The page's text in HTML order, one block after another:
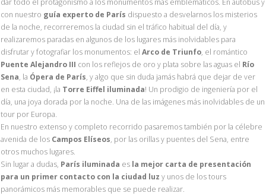
dar todo el protagonismo a los monumentos más emblemáticos. En autobús y
con nuestro guía experto de París dispuesto a desvelarnos los misterios
de la noche, recorreremos la ciudad sin el tráfico habitual del día, y
realizaremos paradas en algunos de los lugares más inolvidables para
disfrutar y fotografiar los monumentos: el Arco de Triunfo, el romántico
Puente Alejandro III con los reflejos de oro y plata sobre las aguas el Río
Sena, la Ópera de París, y algo que sin duda jamás habrá que dejar de ver
en esta ciudad, ¡la Torre Eiffel iluminada! Un prodigio de ingeniería por el
día, una joya dorada por la noche. Una de las imágenes más inolvidables de un
tour por Europa.
En nuestro extenso y completo recorrido pasaremos también por la célebre
avenida de los Campos Elíseos, por las orillas y puentes del Sena, entre
otros muchos lugares.
Sin lugar a dudas, París iluminada es la mejor carta de presentación
para un primer contacto con la ciudad luz y unos de los tours
panorámicos más memorables que se puede realizar.